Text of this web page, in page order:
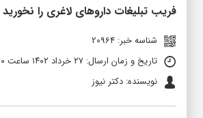
فریب تبلیغات داروهای لاغری را نخورید
شناسه خبر: 20964
تاریخ و زمان ارسال: ۲۷ خرداد ۱۴۰۲ ساعت ۱۲:۳۰
نویسنده: دکتر نیوز